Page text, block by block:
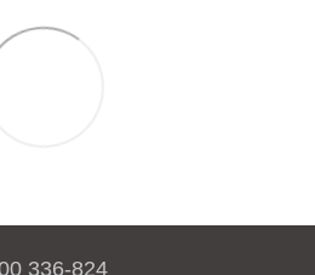
336-824